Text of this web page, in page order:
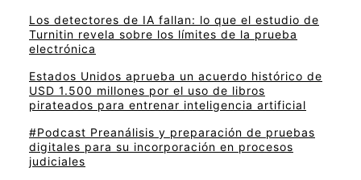
Los detectores de IA fallan: lo que el estudio de
Turnitin revela sobre los límites de la prueba
electrónica
Estados Unidos aprueba un acuerdo histórico de
USD 1.500 millones por el uso de libros
pirateados para entrenar inteligencia artificial
#Podcast Preanálisis y preparación de pruebas
digitales para su incorporación en procesos
judiciales